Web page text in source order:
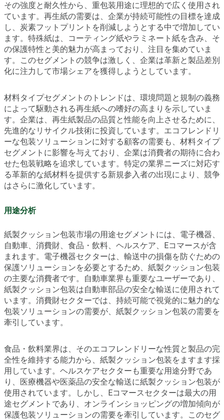
その強度と耐久性から、重包装用途に理想的で広く使用され
ています。再生紙の需要は、企業が持続可能性の目標を達成
し、炭素フットプリントを削減しようとする中で増加してい
ます。特殊紙は、コーティング紙やラミネート紙を含み、そ
の保護特性と美的魅力が高まっており、注目を集めていま
す。このセグメントの競争は激しく、企業は革新と製品差別
化に注力して市場シェアを獲得しようとしています。
材料タイプセグメントのトレンドは、環境問題と規制の義務
によって駆動される再生紙への嗜好の高まりを示していま
す。企業は、再生紙製品の品質と性能を向上させるために、
先進的なリサイクル技術に投資しています。エコフレンドリ
ーな包装ソリューションに対する顧客の需要も、材料タイプ
セグメントに影響を与えており、企業は消費者の期待に合わ
せた包装戦略を追求しています。特定の業界ニーズに対応す
る革新的な紙材料を提供する新規参入者の出現により、競争
はさらに激化しています。
用途分析
紙製クッション包装市場の用途セグメントには、電子機器、
自動車、消費財、食品・飲料、ヘルスケア、Eコマースが含
まれます。電子機器セクターは、輸送中の損傷を防ぐための
保護ソリューションを必要とするため、紙製クッション包装
の主要な消費者です。自動車業界も重要なユーザーであり、
紙製クッション包装は自動車部品の安全な輸送に使用されて
います。消費財セクターでは、持続可能で視覚的に魅力的な
包装ソリューションの需要が、紙製クッション包装の需要を
牽引しています。
食品・飲料業界は、そのエコフレンドリーな性質と製品の完
全性を維持する能力から、紙製クッション包装をますます採
用しています。ヘルスケアセクターも重要な用途分野であ
り、医療機器や医薬品の安全な輸送に紙製クッション包装が
使用されています。しかし、Eコマースセクターは最大の用
途セグメントであり、オンラインショッピングの増加傾向が
保護包装ソリューションの需要を牽引しています。このセグ